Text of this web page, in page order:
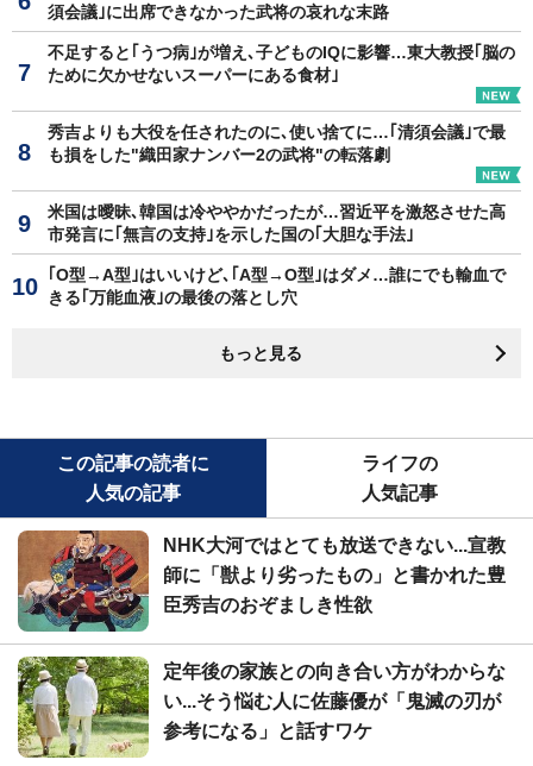
須会議｣に出席できなかった武将の哀れな末路
不足すると｢うつ病｣が増え､子どものIQに影響…東大教授｢脳の
ために欠かせないスーパーにある食材｣
秀吉よりも大役を任されたのに､使い捨てに…｢清須会議｣で最
も損をした"織田家ナンバー2の武将"の転落劇
米国は曖昧､韓国は冷ややかだったが…習近平を激怒させた高
市発言に｢無言の支持｣を示した国の｢大胆な手法｣
｢O型→A型｣はいいけど､｢A型→O型｣はダメ…誰にでも輸血で
きる｢万能血液｣の最後の落とし穴
もっと見る
この記事の読者に
人気の記事
ライフの
人気記事
NHK大河ではとても放送できない...宣教
師に「獣より劣ったもの」と書かれた豊
臣秀吉のおぞましき性欲
定年後の家族との向き合い方がわからな
い...そう悩む人に佐藤優が「鬼滅の刃が
参考になる」と話すワケ